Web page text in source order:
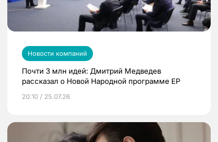
Новости компаний
Почти 3 млн идей: Дмитрий Медведев
рассказал о Новой Народной программе ЕР
20:10 / 25.07.26